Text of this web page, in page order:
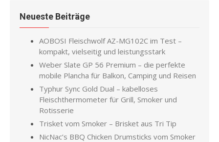
Neueste Beiträge
AOBOSI Fleischwolf AZ-MG102C im Test –
kompakt, vielseitig und leistungsstark
Weber Slate GP 56 Premium – die perfekte
mobile Plancha für Balkon, Camping und Reisen
Typhur Sync Gold Dual – kabelloses
Fleischthermometer für Grill, Smoker und
Rotisserie
Trisket vom Smoker – Brisket aus Tri Tip
NicNac’s BBQ Chicken Drumsticks vom Smoker